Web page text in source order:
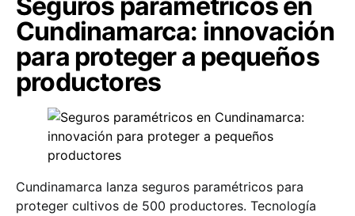
Cundinamarca: innovación
para proteger a pequeños
productores
Cundinamarca lanza seguros paramétricos para
proteger cultivos de 500 productores. Tecnología